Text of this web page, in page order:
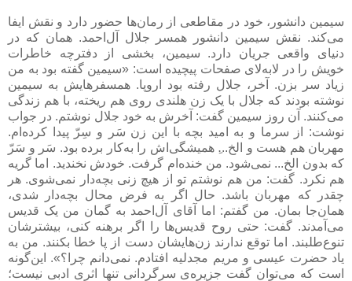
سیمین دانشور، خود در مقاطعی از رمان‌ها حضور دارد و نقش ایفا
می‌کند. نقش سیمین دانشور همسر جلال آل‌احمد. همان که در
دنیای واقعی جریان دارد. سیمین، بخشی از دفترچه خاطرات
خویش را در لابه‌لای صفحات پیچیده است: «سیمین گفته بود به من
زیاد سر بزن. آخر، جلال رفته بود اروپا. همسفرهایش به سیمین
نوشته بودند که جلال با یک زن هلندی روی هم ریخته، با هم زندگی
می‌کنند. آن روز سیمین گفت: آخرش به خود جلال نوشتم. در جواب
نوشت: از سرما و به امید بچه با این زن سَر و سِرّ پیدا کرده‌ام.
مهربان هم هست و الخ...ِ همیشگی‌اش را به‌کار برده بود. سَر و سَرّ
که بدون الخ... نمی‌شود. من خنده‌ام گرفت. خودش نخندید. اما گریه
هم نکرد. گفت: من هم نوشتم تو از هیچ زنی بچه‌دار نمی‌شوی. هر
چقدر که مهربان باشد. حال اگر به فرض محال بچه‌دار شدی،
همان‌جا بمان. من گفتم: اما آقای آل‌احمد به گمان من یک قدیس
می‌آمدند. گفت: حتی روح قدیس‌ها را اگر برهنه کنی، بیشترشان
تنوع‌طلبند. اما توقع ندارند زن‌هایشان دست از پا خطا بکنند. من به
یاد حضرت عیسی و مریم مجدلیه افتادم. نمی‌دانم چرا؟». این‌گونه
است که می‌توان گفت جزیره‌ی سرگردانی تنها اثری ادبی نیست؛